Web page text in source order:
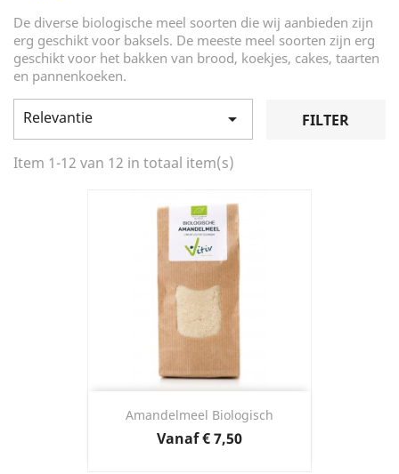
De diverse biologische meel soorten die wij aanbieden zijn
erg geschikt voor baksels. De meeste meel soorten zijn erg
geschikt voor het bakken van brood, koekjes, cakes, taarten
en pannenkoeken.
Relevantie  FILTER
Item 1-12 van 12 in totaal item(s)
Amandelmeel Biologisch
VanafPrijs
€ 7,50